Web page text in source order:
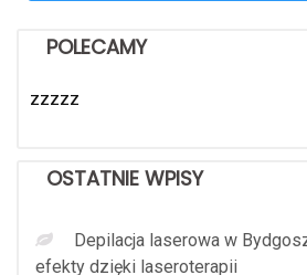
POLECAMY
zzzzz
OSTATNIE WPISY
Depilacja laserowa w
efekty dzięki laseroterapii